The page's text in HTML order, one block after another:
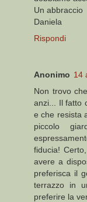
Un abbraccio
Daniela
Rispondi
Anonimo 14
Non trovo
anzi... Il fatto
e che resista
piccolo
fiducia!
avere a
preferisca il
terrazzo in
preferire la